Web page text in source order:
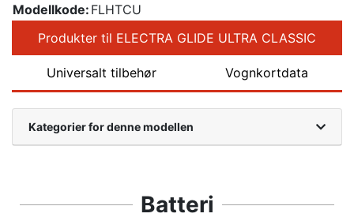
Modellkode: FLHTCU
Produkter til ELECTRA GLIDE ULTRA CLASSIC
Universalt tilbehør Vognkortdata
Kategorier for denne modellen
Batteri